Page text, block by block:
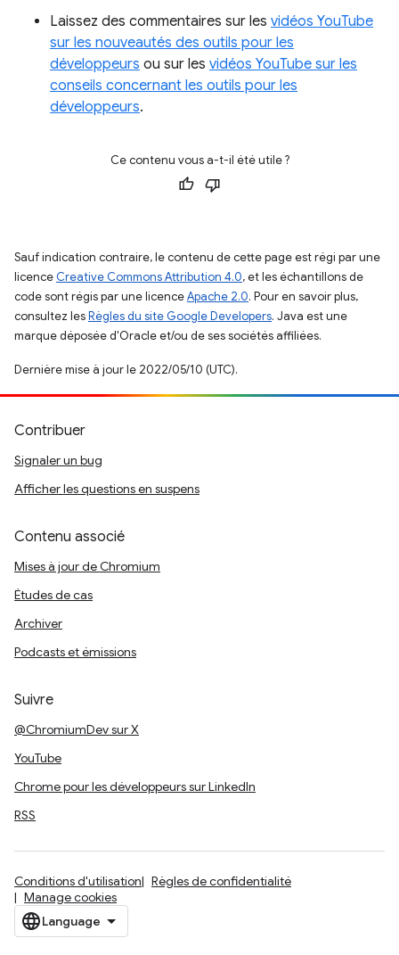
Laissez des commentaires sur les vidéos YouTube
sur les nouveautés des outils pour les
développeurs ou sur les vidéos YouTube sur les
conseils concernant les outils pour les
développeurs.
Ce contenu vous a-t-il été utile ?
Sauf indication contraire, le contenu de cette page est régi par une
licence Creative Commons Attribution 4.0, et les échantillons de
code sont régis par une licenceApache 2.0. Pour en savoir plus,
consultez lesRègles du site Google Developers. Java est une
marque déposée d'Oracle et/ou de ses sociétés affiliées.
Dernière mise à jour le 2022/05/10 (UTC).
Contribuer
Signaler un bug
Afficher les questions en suspens
Contenu associé
Mises à jour de Chromium
Études de cas
Archiver
Podcasts et émissions
Suivre
@ChromiumDev sur X
YouTube
Chrome pour les développeurs sur LinkedIn
RSS
Conditions d'utilisation
Règles de confidentialité
Manage cookies